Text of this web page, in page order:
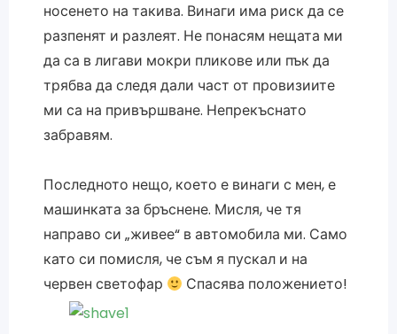
носенето на такива. Винаги има риск да се
разпенят и разлеят. Не понасям нещата ми
да са в лигави мокри пликове или пък да
трябва да следя дали част от провизиите
ми са на привършване. Непрекъснато
забравям.
Последното нещо, което е винаги с мен, е
машинката за бръснене. Мисля, че тя
направо си „живее“ в автомобила ми. Само
като си помисля, че съм я пускал и на
червен светофар
Спасява положението!